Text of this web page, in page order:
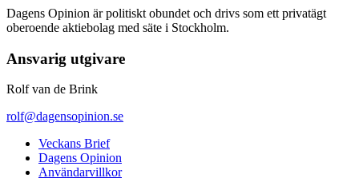
Dagens Opinion är politiskt obundet och drivs som ett privatägt
oberoende aktiebolag med säte i Stockholm.
Ansvarig utgivare
Rolf van de Brink
rolf@dagensopinion.se
Veckans Brief
Dagens Opinion
Användarvillkor